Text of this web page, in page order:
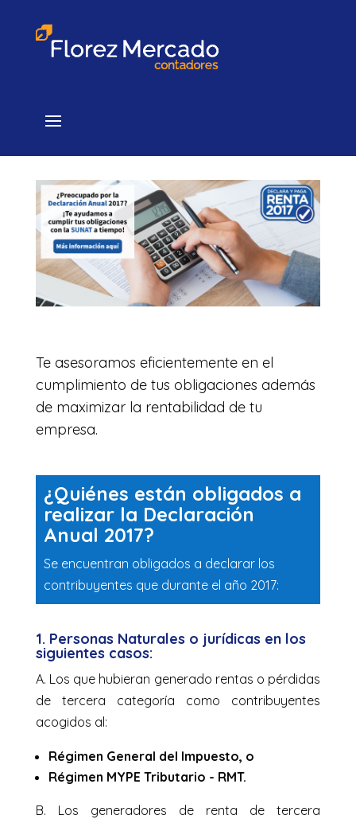
Te asesoramos eficientemente en el
cumplimiento de tus obligaciones además
de maximizar la rentabilidad de tu
empresa.
¿Quiénes están obligados a
realizar la Declaración
Anual 2017?
Se encuentran obligados a declarar los
contribuyentes que durante el año 2017:
1. Personas Naturales o jurídicas en los
siguientes casos:
A. Los que hubieran generado rentas o pérdidas
de tercera categoría como contribuyentes
acogidos al:
Régimen General del Impuesto, o
Régimen MYPE Tributario - RMT.
B. Los generadores de renta de tercera